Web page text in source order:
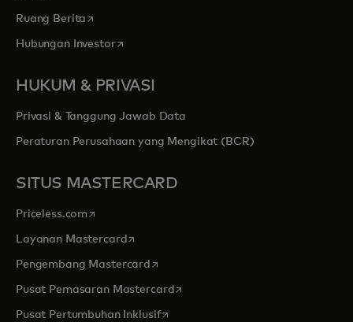
Ruang Berita opens in a new tab
Hubungan Investoropens in a new tab
HUKUM & PRIVASI
Privasi & Tanggung Jawab Data
Peraturan Perusahaan yang Mengikat (BCR)
SITUS MASTERCARD
Priceless.com opens in a new tab
Layanan Mastercardopens in a new tab
Pengembang Mastercard opens in a new tab
Pusat Pemasaran Mastercardopens in a new tab
Pusat Pertumbuhan Inklusifopens in a new tab